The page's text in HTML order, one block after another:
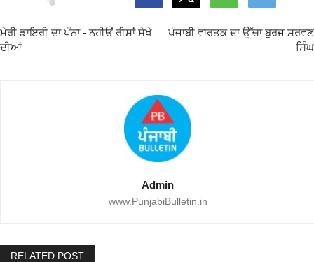
ਮੇਰੀ ਡਾਇਰੀ ਦਾ ਪੰਨਾ - ਨਹੀਓਂ ਰੀਸਾਂ ਸੇਖੇ
ਦੀਆਂ
ਪੰਜਾਬੀ ਵਾਰਤਕ ਦਾ ਉੱਚਾ ਬੁਰਜ ਸਰਵਣ
ਸਿੰਘ
Admin
www.PunjabiBulletin.in
RELATED POST